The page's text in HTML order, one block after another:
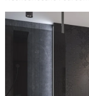
produktu
je